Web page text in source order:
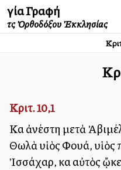
Ἁγία Γραφή
τῆς Ὀρθοδόξου Ἐκκλησίας
Κριτ. 10,1
Καὶ ἀνέστη μετὰ
Θωλὰ υἱὸς Φουά, υἱὸς
Ἰσσάχαρ, καὶ αὐτὸς